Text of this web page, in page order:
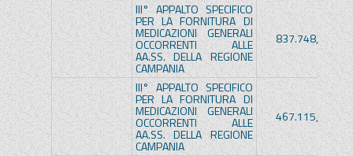
III° APPALTO SPECIFICO
PER LA FORNITURA DI
MEDICAZIONI GENERALI
OCCORRENTI ALLE
AA.SS. DELLA REGIONE
CAMPANIA
837.748,75€
III° APPALTO SPECIFICO
PER LA FORNITURA DI
MEDICAZIONI GENERALI
OCCORRENTI ALLE
AA.SS. DELLA REGIONE
CAMPANIA
467.115,04€